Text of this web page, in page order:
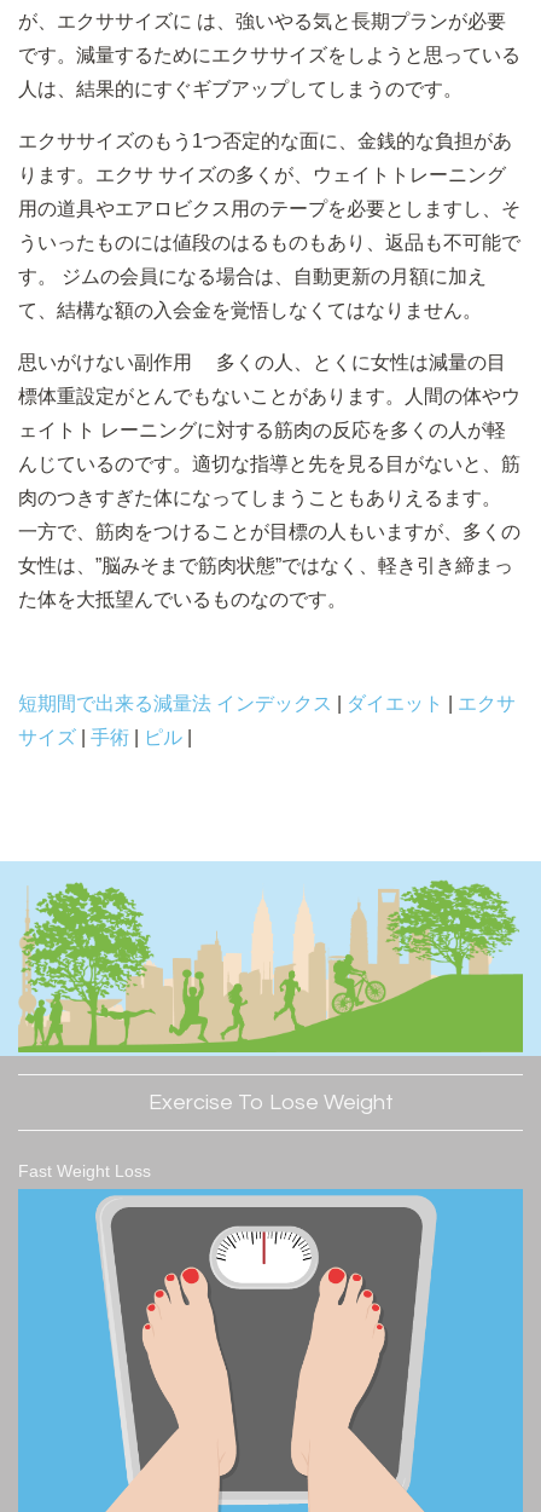
が、エクササイズに は、強いやる気と長期プランが必要
です。減量するためにエクササイズをしようと思っている
人は、結果的にすぐギブアップしてしまうのです。
エクササイズのもう1つ否定的な面に、金銭的な負担があ
ります。エクサ サイズの多くが、ウェイトトレーニング
用の道具やエアロビクス用のテープを必要としますし、そ
ういったものには値段のはるものもあり、返品も不可能で
す。 ジムの会員になる場合は、自動更新の月額に加え
て、結構な額の入会金を覚悟しなくてはなりません。
思いがけない副作用 多くの人、とくに女性は減量の目
標体重設定がとんでもないことがあります。人間の体やウ
ェイトト レーニングに対する筋肉の反応を多くの人が軽
んじているのです。適切な指導と先を見る目がないと、筋
肉のつきすぎた体になってしまうこともありえるます。
一方で、筋肉をつけることが目標の人もいますが、多くの
女性は、”脳みそまで筋肉状態”ではなく、軽き引き締まっ
た体を大抵望んでいるものなのです。
短期間で出来る減量法 インデックス ダイエット
エクサ
サイズ
手術 ピル
Exercise To Lose Weight
Fast Weight Loss